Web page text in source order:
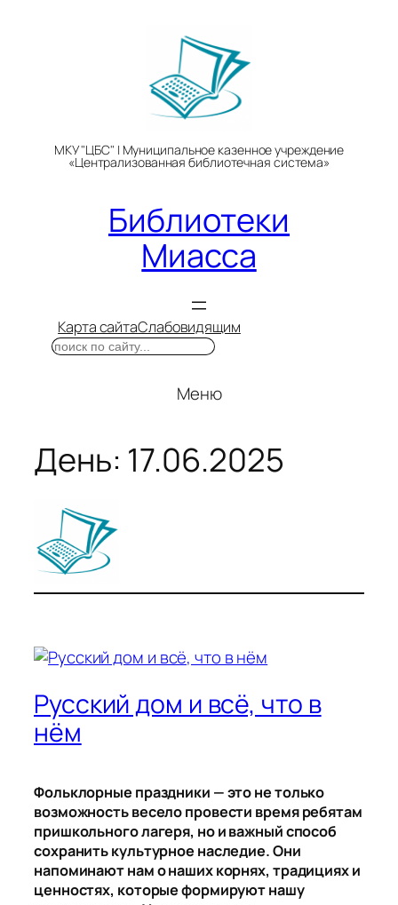
МКУ "ЦБС" | Муниципальное казенное учреждение
«Централизованная библиотечная система»
Библиотеки
Миасса
Карта сайтаСлабовидящим
Поиск
Меню
День: 17.06.2025
Русский дом и всё, что в
нём
Фольклорные праздники — это не только
возможность весело провести время ребятам
пришкольного лагеря, но и важный способ
сохранить культурное наследие. Они
напоминают нам о наших корнях, традициях и
ценностях, которые формируют нашу